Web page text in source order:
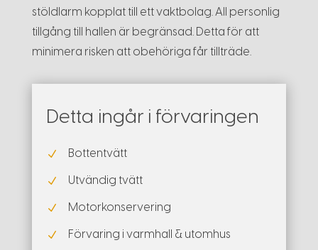
stöldlarm kopplat till ett vaktbolag. All personlig
tillgång till hallen är begränsad. Detta för att
minimera risken att obehöriga får tillträde.
Detta ingår i förvaringen
N Bottentvätt
N Utvändig tvätt
N Motorkonservering
N Förvaring i varmhall & utomhus